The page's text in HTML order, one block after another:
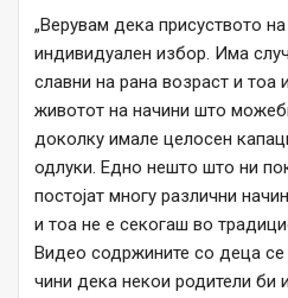
„Верувам дека присуството
индивидуален избор. Има
славни на рана возраст и тоа
животот на начини што
доколку имале целосен
одлуки. Едно нешто што ни
постојат многу различни
и тоа не е секогаш во
Видео содржините со деца се
чини дека некои родители би